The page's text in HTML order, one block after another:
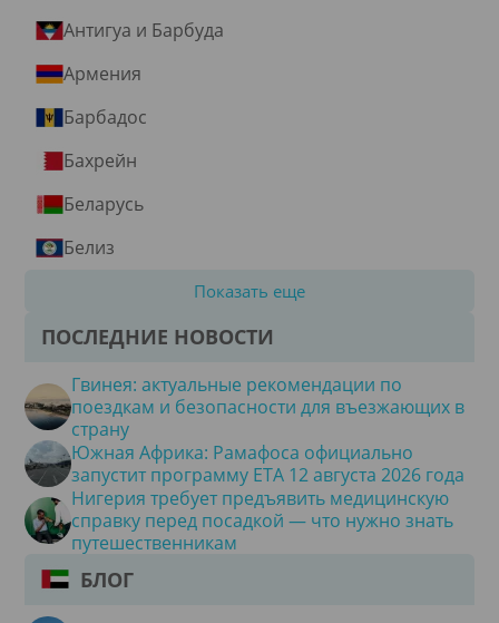
Антигуа и Барбуда
Армения
Барбадос
Бахрейн
Беларусь
Белиз
Показать еще
ПОСЛЕДНИЕ НОВОСТИ
Гвинея: актуальные рекомендации по
поездкам и безопасности для въезжающих в
страну
Южная Африка: Рамафоса официально
запустит программу ETA 12 августа 2026 года
Нигерия требует предъявить медицинскую
справку перед посадкой — что нужно знать
путешественникам
БЛОГ